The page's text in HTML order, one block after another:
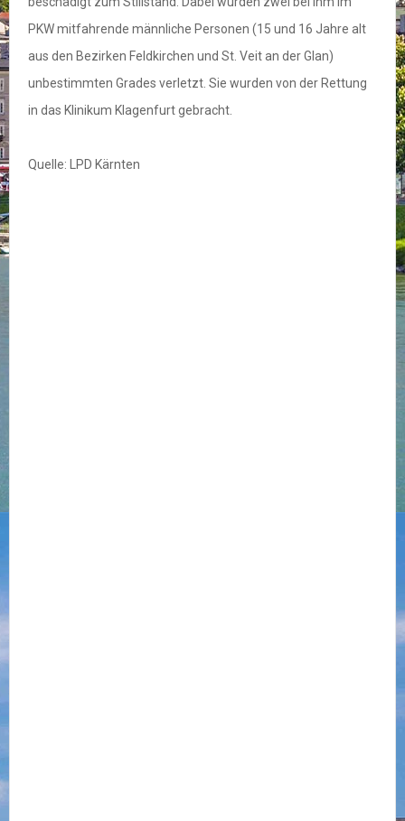
PKW mitfahrende männliche Personen (15 und 16 Jahre alt
aus den Bezirken Feldkirchen und St. Veit an der Glan)
unbestimmten Grades verletzt. Sie wurden von der Rettung
in das Klinikum Klagenfurt gebracht.
Quelle: LPD Kärnten